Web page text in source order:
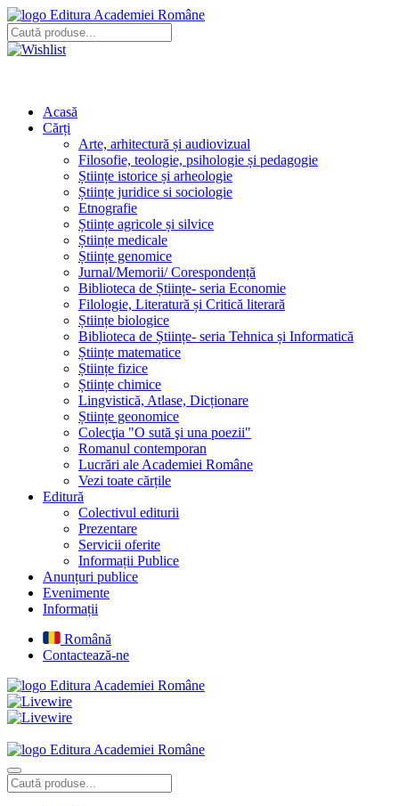
Editura Academiei Române
Acasă
Cărți
Arte, arhitectură și audiovizual
Filosofie, teologie, psihologie și pedagogie
Științe istorice și arheologie
Științe juridice si sociologie
Etnografie
Științe agricole și silvice
Științe medicale
Științe genomice
Jurnal/Memorii/ Corespondență
Biblioteca de Științe- seria Economie
Filologie, Literatură și Critică literară
Științe biologice
Biblioteca de Științe- seria Tehnica și Informatică
Științe matematice
Științe fizice
Științe chimice
Lingvistică, Atlase, Dicționare
Științe geonomice
Colecţia "O sută şi una poezii"
Romanul contemporan
Lucrări ale Academiei Române
Vezi toate cărțile
Editură
Colectivul editurii
Prezentare
Servicii oferite
Informații Publice
Anunțuri publice
Evenimente
Informații
Română
Contactează-ne
Editura Academiei Române
Editura Academiei Române